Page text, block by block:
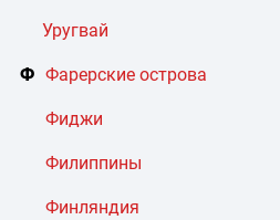
Уругвай
Ф Фарерские острова
Фиджи
Филиппины
Финляндия